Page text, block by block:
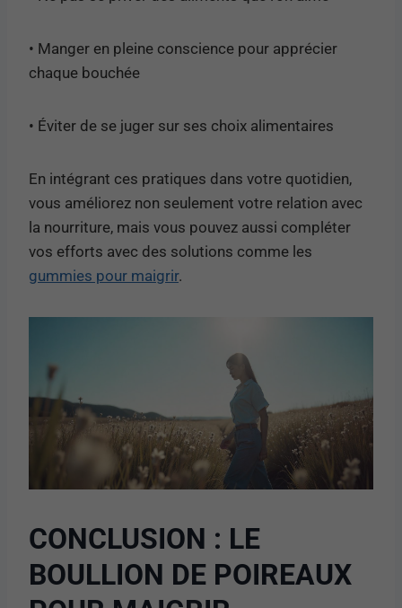
• Manger en pleine conscience pour apprécier
chaque bouchée
• Éviter de se juger sur ses choix alimentaires
En intégrant ces pratiques dans votre quotidien,
vous améliorez non seulement votre relation avec
la nourriture, mais vous pouvez aussi compléter
vos efforts avec des solutions comme les
gummies pour maigrir.
CONCLUSION : LE
BOULLION DE POIREAUX